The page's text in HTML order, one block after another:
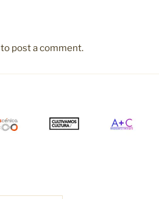
to post a comment.